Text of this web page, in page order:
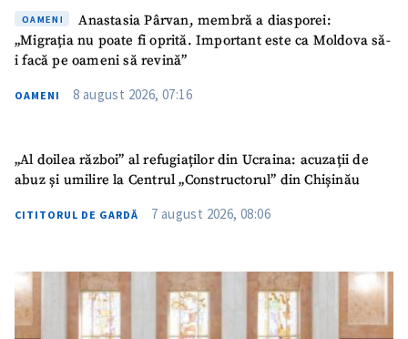
OAMENI
Anastasia Pârvan, membră a diasporei:
„Migrația nu poate fi oprită. Important este ca Moldova să-
i facă pe oameni să revină”
OAMENI 8 august 2026, 07:16
„Al doilea război” al refugiaților din Ucraina: acuzații de
abuz și umilire la Centrul „Constructorul” din Chișinău
CITITORUL DE GARDĂ 7 august 2026, 08:06
Nume+ Numele meu
Am citit și sunt de
politica de
confidențialitate.